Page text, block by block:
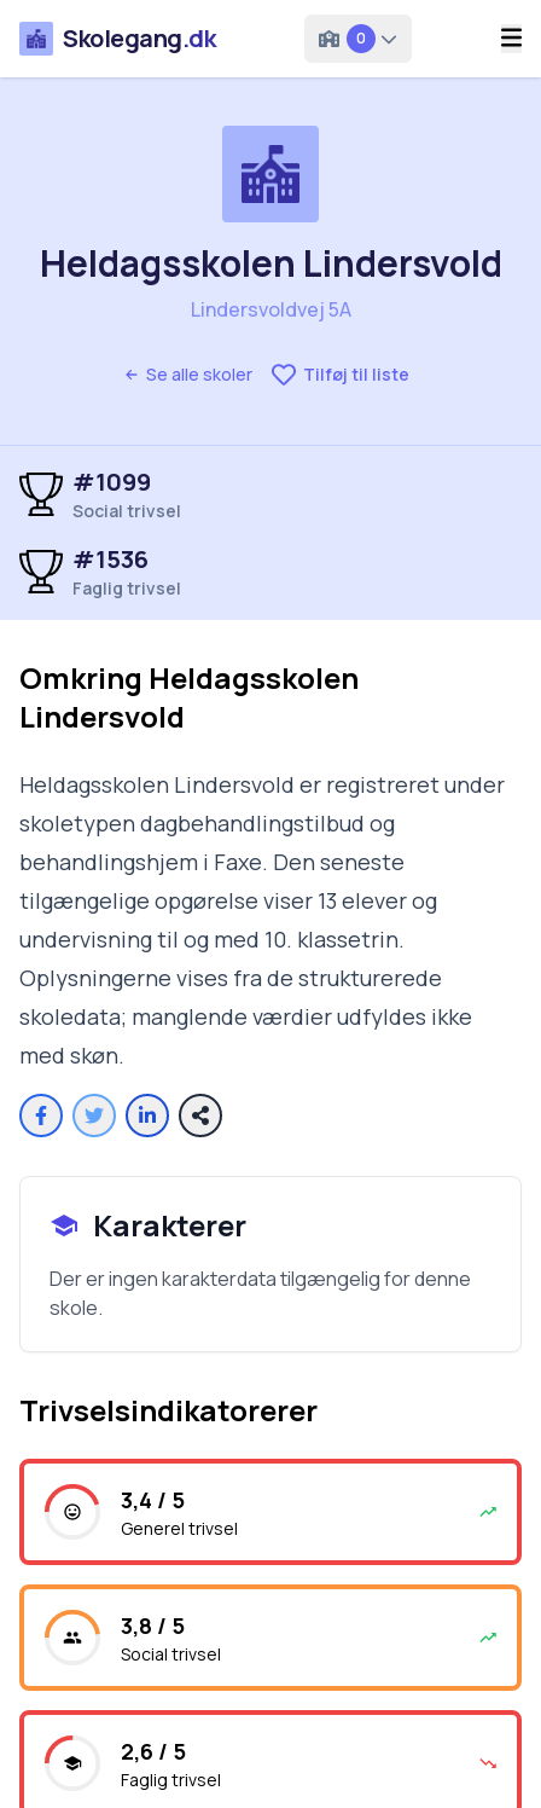
Skolegang.dk 0
Se alle skoler Tilføj til liste
Heldagsskolen Lindersvold
Lindersvoldvej 5A
#1099
Social trivsel
#1536
Faglig trivsel
Omkring Heldagsskolen
Lindersvold
Heldagsskolen Lindersvold er registreret under
skoletypen dagbehandlingstilbud og
behandlingshjem i Faxe. Den seneste
tilgængelige opgørelse viser 13 elever og
undervisning til og med 10. klassetrin.
Oplysningerne vises fra de strukturerede
skoledata; manglende værdier udfyldes ikke
med skøn.
Karakterer
Der er ingen karakterdata tilgængelig for denne
skole.
Trivselsindikatorerer
3,4 / 5
Generel trivsel
3,8 / 5
Social trivsel
2,6 / 5
Faglig trivsel